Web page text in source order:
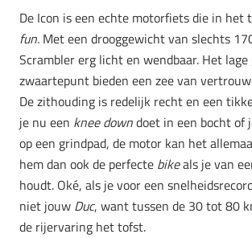
De Icon is een echte motorfiets die in het
fun. Met een drooggewicht van slechts
Scrambler erg licht en wendbaar. Het
zwaartepunt bieden een zee van
De zithouding is redelijk recht en een
je nu een knee downdoet in een bocht of
op een grindpad, de motor kan het
hem dan ook de perfecte bikeals je van
houdt. Oké, als je voor een
niet jouw Duc, want tussen de 30 tot 80
de rijervaring het tofst.